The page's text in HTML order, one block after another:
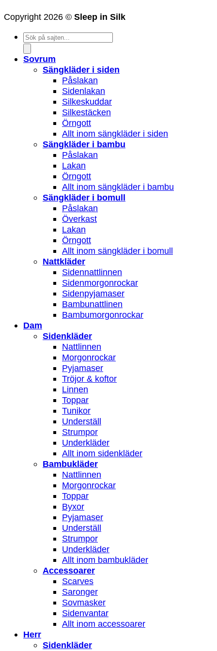
Copyright 2026 © Sleep in Silk
Products
search
Sovrum
Sängkläder i siden
Påslakan
Sidenlakan
Silkeskuddar
Silkestäcken
Örngott
Allt inom sängkläder i siden
Sängkläder i bambu
Påslakan
Lakan
Örngott
Allt inom sängkläder i bambu
Sängkläder i bomull
Påslakan
Överkast
Lakan
Örngott
Allt inom sängkläder i bomull
Nattkläder
Sidennattlinnen
Sidenmorgonrockar
Sidenpyjamaser
Bambunattlinen
Bambumorgonrockar
Dam
Sidenkläder
Nattlinnen
Morgonrockar
Pyjamaser
Tröjor & koftor
Linnen
Toppar
Tunikor
Underställ
Strumpor
Underkläder
Allt inom sidenkläder
Bambukläder
Nattlinnen
Morgonrockar
Toppar
Byxor
Pyjamaser
Underställ
Strumpor
Underkläder
Allt inom bambukläder
Accessoarer
Scarves
Saronger
Sovmasker
Sidenvantar
Allt inom accessoarer
Herr
Sidenkläder